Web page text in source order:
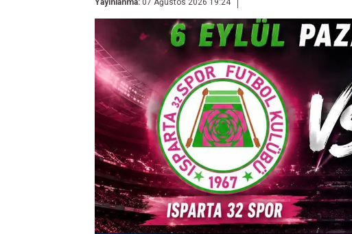
Yayınlanma: 07 Ağustos 2026 19:24